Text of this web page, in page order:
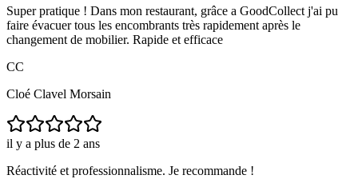
Super pratique ! Dans mon restaurant, grâce a GoodCollect j'ai pu
faire évacuer tous les encombrants très rapidement après le
changement de mobilier. Rapide et efficace
CC
Cloé Clavel Morsain
il y a plus de 2 ans
Réactivité et professionnalisme. Je recommande !